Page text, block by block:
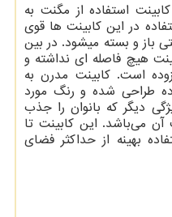
استفاده از مگنت به
در این کابینت ها قوی
باز و بسته میشود. در بین
هیچ فاصله ای نداشته و
است. کابینت مدرن به
طراحی شده و رنگ مورد
دیگر که بانوان را جذب
می‌باشد. این کابینت تا
بهینه از حداکثر فضای